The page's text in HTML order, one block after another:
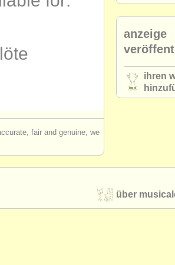
fair and genuine, we
anzeige
ihren
über